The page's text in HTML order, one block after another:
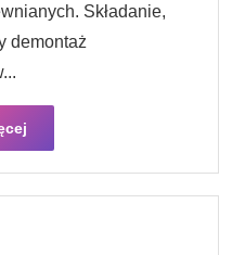
Składanie,
demontaż